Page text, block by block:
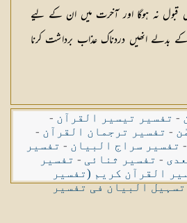
قبول نہ ہوگا اور آخرت میں ان کے لیے
بدلے انھیں دردناک عذاب برداشت کرنا
- تفسیر تیسیر القرآن -
- تفسیر ترجمان القرآن -
- تفسیر سراج البیان - تفسیر
- تفسیر ثنائی - تفسیر
القرآن کریم (تفسیر
تسہیل البیان فی تفسیر